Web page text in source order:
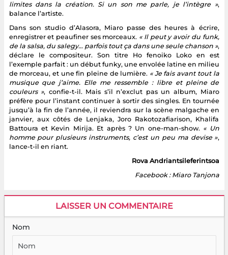
limites dans la création. Si un son me parle, je l’intègre »,
balance l’artiste.
Dans son studio d’Alasora, Miaro passe des heures à écrire,
enregistrer et peaufiner ses morceaux. « Il peut y avoir du funk,
de la salsa, du salegy… parfois tout ça dans une seule chanson »,
déclare le compositeur. Son titre Ho fenoiko Loko en est
l’exemple parfait : un début funky, une envolée latine en milieu
de morceau, et une fin pleine de lumière. « Je fais avant tout la
musique que j’aime. Elle me ressemble : libre et pleine de
couleurs », confie-t-il. Mais s’il n’exclut pas un album, Miaro
préfère pour l’instant continuer à sortir des singles. En tournée
jusqu’à la fin de l’année, il reviendra sur la scène malgache en
janvier, aux côtés de Lenjaka, Joro Rakotozafiarison, Khalifa
Battoura et Kevin Mirija. Et après ? Un one-man-show. « Un
homme pour plusieurs instruments, c’est un peu ma devise »,
lance-t-il en riant.
Rova Andriantsileferintsoa
Facebook : Miaro Tanjona
LAISSER UN COMMENTAIRE
Nom